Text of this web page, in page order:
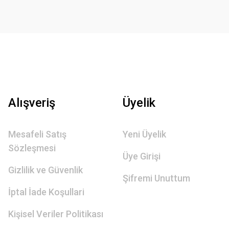
Alışveriş
Mesafeli Satış
Sözleşmesi
Gizlilik ve Güvenlik
İptal İade Koşullari
Kişisel Veriler Politikası
Üyelik
Yeni Üyelik
Üye Girişi
Şifremi Unuttum